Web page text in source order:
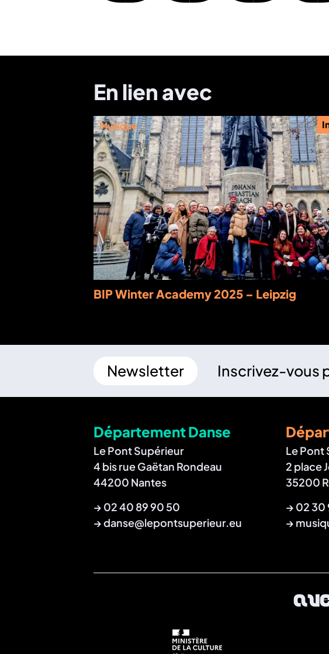
En lien avec
Musique
BIP Winter Academy 2025 – Leipzig
Newsletter Inscrivez-vous
Département Danse
Le Pont Supérieur
4 bis rue Gaëtan Rondeau
44200 Nantes
→ 02 40 89 90 50
→danse@lepontsuperieur.eu
Le Pont
2 place
35200
→ 02 30
→